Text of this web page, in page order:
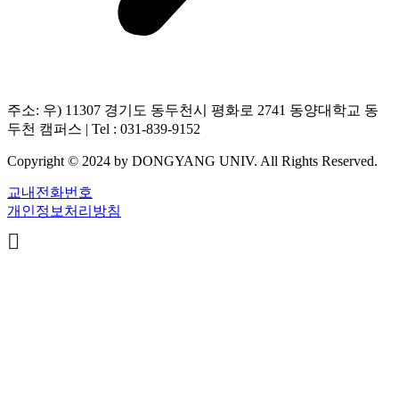
주소: 우) 11307 경기도 동두천시 평화로 2741 동양대학교 동
두천 캠퍼스 | Tel : 031-839-9152
Copyright © 2024 by DONGYANG UNIV. All Rights Reserved.
교내전화번호
개인정보처리방침